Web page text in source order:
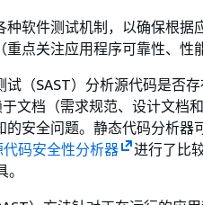
种软件测试机制，以确保根据
点关注应用程序可靠性、性
试（SAST）分析源代码是否
文档（需求规范、设计文档
安全问题。静态代码分析器
代码安全性分析器 进行了比